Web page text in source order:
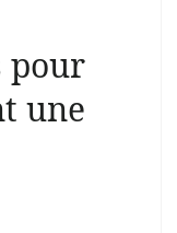
pour
une